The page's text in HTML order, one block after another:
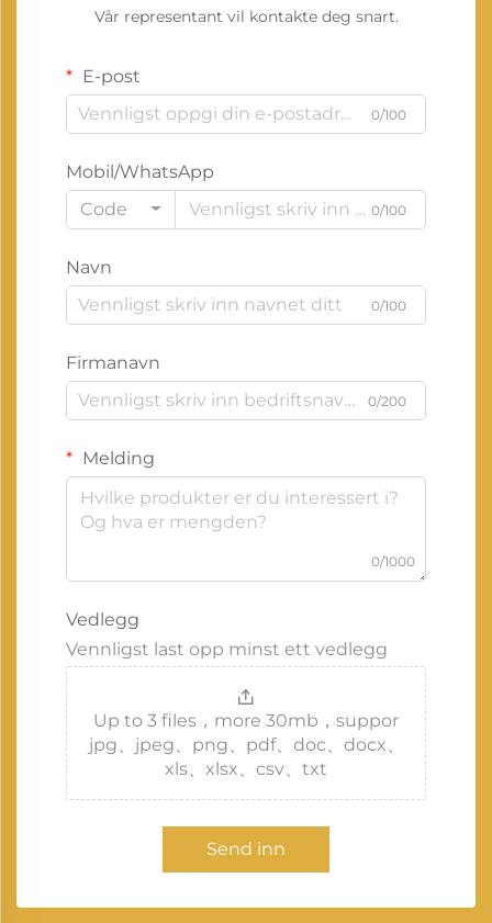
Vår representant vil kontakte deg snart.
E-post
0/100
Mobil/WhatsApp
Code
0/100
Navn
0/100
Firmanavn
0/200
Melding
0/1000
Vedlegg
Vennligst last opp minst ett vedlegg
Up to 3 files，more 30mb，suppor
jpg、jpeg、png、pdf、doc、docx、
xls、xlsx、csv、txt
Send inn